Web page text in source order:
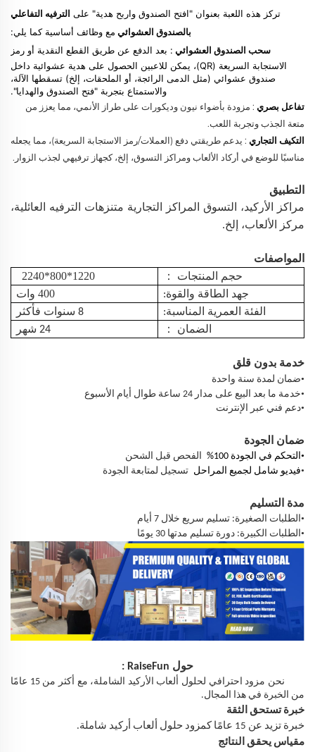
تركز هذه اللعبة بعنوان "افتح الصندوق واربح هدية" على الترفيه التفاعلي
بالصندوق العشوائي مع وظائف أساسية كما يلي:
سحب الصندوق العشوائي : بعد الدفع عن طريق القطع النقدية أو رمز
الاستجابة السريعة (QR)، يمكن للاعبين الحصول على هدية عشوائية داخل
صندوق عشوائي (مثل الدمى الرائجة، أو الملحقات، إلخ) تسقطها الآلة،
والاستمتاع بتجربة "فتح الصندوق والهدايا".
تفاعل بصري : مزودة بأضواء نيون وديكورات على طراز الأنمي، مما يعزز من
متعة الجذب وتجربة اللعب.
التكيف التجاري : يدعم طريقتي دفع (العملات/رمز الاستجابة السريعة)، مما يجعله
مناسبًا للوضع في أركاد الألعاب ومراكز التسوق، إلخ، كجهاز ترفيهي لجذب الزوار.
التطبيق
مراكز الأركيد،
التسوق المراكز التجارية متنزهات الترفيه العائلية،
مركز الألعاب، إلخ.
المواصفات
حجم المنتجات
：
1220*800*2240
جهد الطاقة والقوة: 400 وات
الفئة العمرية المناسبة:
8 سنوات فأكثر
الضمان
： 24 شهر
خدمة بدون قلق
•ضمان لمدة سنة واحدة
•خدمة ما بعد البيع على مدار 24 ساعة طوال أيام الأسبوع
•دعم فني عبر الإنترنت
ضمان الجودة
• التحكم في الجودة 100%
الفحص قبل الشحن
•فيديو شامل لجميع المراحل تسجيل لمتابعة الجودة
مدة التسليم
• الطلبات الصغيرة: تسليم سريع خلال 7 أيام
• الطلبات الكبيرة: دورة تسليم مدتها 30 يومًا
حول RaiseFun
:
نحن مزود احترافي لحلول ألعاب الأركيد الشاملة، مع أكثر من 15 عامًا
من الخبرة في هذا المجال.
خبرة تستحق الثقة
خبرة تزيد عن 15 عامًا كمزود حلول ألعاب أركيد شاملة.
مقياس يحقق النتائج